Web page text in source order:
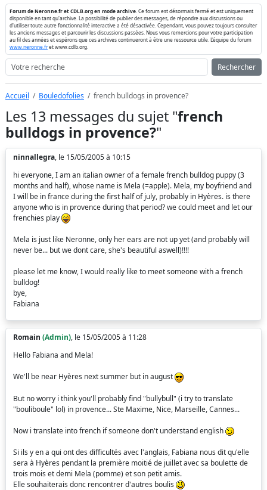
Forum de Neronne.fr et CDLB.org en mode archive . Ce forum est désormais fermé et est uniquement
disponible en tant qu'archive. La possibilité de publier des messages, de répondre aux discussions ou
d'utiliser toute autre fonctionnalité interactive a été désactivée. Cependant, vous pouvez toujours consulter
les anciens messages et parcourir les discussions passées. Nous vous remercions pour votre participation
au fil des années et espérons que ces archives continueront à être une ressource utile. L'équipe du forum
www.neronne.fret www.cdlb.org.
Rechercher
Accueil Bouledofolies french bulldogs in provence?
Les 13 messages du sujet "french
bulldogs in provence?"
ninnallegra, le 15/05/2005 à 10:15
hi everyone, I am an italian owner of a female french bulldog puppy (3
months and half), whose name is Mela (=apple). Mela, my boyfriend and
I will be in france during the first half of july, probably in Hyères. is there
anyone who is in provence during that period? we could meet and let our
frenchies play
Mela is just like Neronne, only her ears are not up yet (and probably will
never be... but we dont care, she's beautiful aswell)!!!!
please let me know, I would really like to meet someone with a french
bulldog!
bye,
Fabiana
Romain (Admin), le 15/05/2005 à 11:28
Hello Fabiana and Mela!
We'll be near Hyères next summer but in august
But no worry i think you'll probably find "bullybull" (i try to translate
"bouliboule" lol) in provence... Ste Maxime, Nice, Marseille, Cannes...
Now i translate into french if someone don't understand english
Si ils y en a qui ont des difficultés avec l'anglais, Fabiana nous dit qu'elle
sera à Hyères pendant la première moitié de juillet avec sa boulette de
trois mois et demi Mela (pomme) et son petit amis.
Elle souhaiterais donc rencontrer d'autres boulis